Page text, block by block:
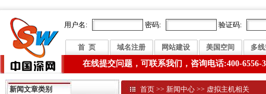
用户名: 密码: 验证码:
首 页 域名注册 网站建设 美国空间 多
在线提交问题，可联系我们，咨询电话:400-6556-
新闻文章类别
首页 >>新闻中心 >> 虚拟主机相关